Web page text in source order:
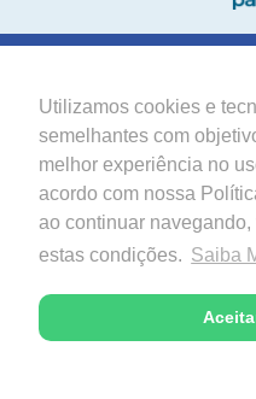
Utilizamos cookies e
semelhantes com
melhor experiência no
acordo com nossa
ao continuar
estas condições. Saiba